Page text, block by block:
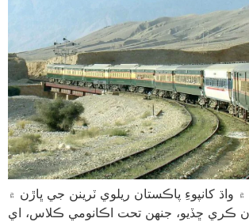
واڌ کانپوءِ پاڪستان ريلوي ٽرينن جي ڀاڙن ۾
ڪري ڇڏيو، جنهن تحت اڪانومي ڪلاس، اي